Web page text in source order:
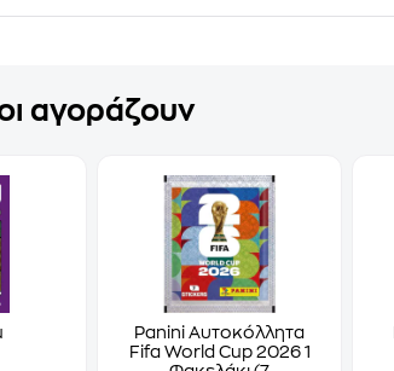
αγοράζουν
Panini Αυτοκόλλητα
Fifa World Cup 2026 1